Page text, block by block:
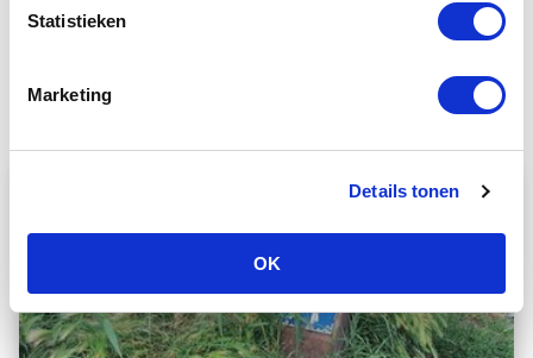
Statistieken
Marketing
Details tonen
OK